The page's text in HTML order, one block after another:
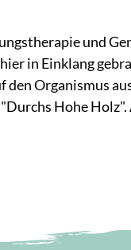
und
in Einklang
den Organismus
Hohe